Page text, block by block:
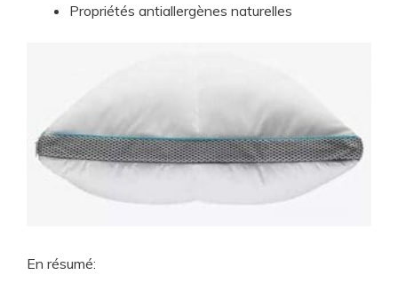
Propriétés antiallergènes naturelles
En résumé: